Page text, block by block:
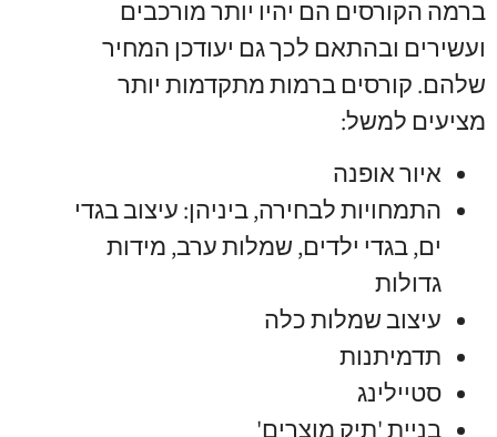
ברמה הקורסים הם יהיו יותר מורכבים
ועשירים ובהתאם לכך גם יעודכן המחיר
שלהם. קורסים ברמות מתקדמות יותר
מציעים למשל:
איור אופנה
התמחויות לבחירה, ביניהן: עיצוב בגדי
ים, בגדי ילדים, שמלות ערב, מידות
גדולות
עיצוב שמלות כלה
תדמיתנות
סטיילינג
בניית 'תיק מוצרים'